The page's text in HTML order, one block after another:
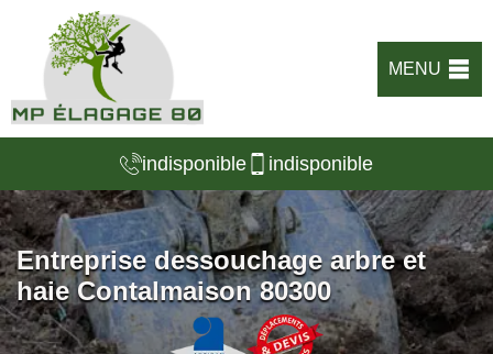
MENU
indisponible indisponible
Entreprise dessouchage arbre et
haie Contalmaison 80300